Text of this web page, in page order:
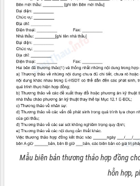
Mẫu biên bản thương thảo hợp đồng
hỗn hợp,